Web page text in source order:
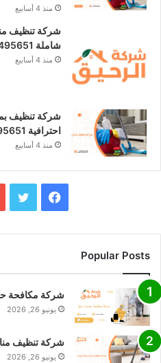
منذ 4 أسابيع
شاملة 0550495651
منذ 4 أسابيع
احترافية 0550495651
منذ 4 أسابيع
فيسبوك
Popular Posts
شركة مكافحة
يونيو 26, 2026
شركة تنظيف
يونيو 26, 2026